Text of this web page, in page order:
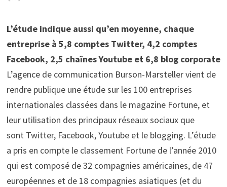
L’étude indique aussi qu’en moyenne, chaque
entreprise à 5,8 comptes Twitter, 4,2 comptes
Facebook, 2,5 chaînes Youtube et 6,8 blog corporate
L’agence de communication Burson-Marsteller vient de
rendre publique une étude sur les 100 entreprises
internationales classées dans le magazine Fortune, et
leur utilisation des principaux réseaux sociaux que
sont Twitter, Facebook, Youtube et le blogging. L’étude
a pris en compte le classement Fortune de l’année 2010
qui est composé de 32 compagnies américaines, de 47
européennes et de 18 compagnies asiatiques (et du